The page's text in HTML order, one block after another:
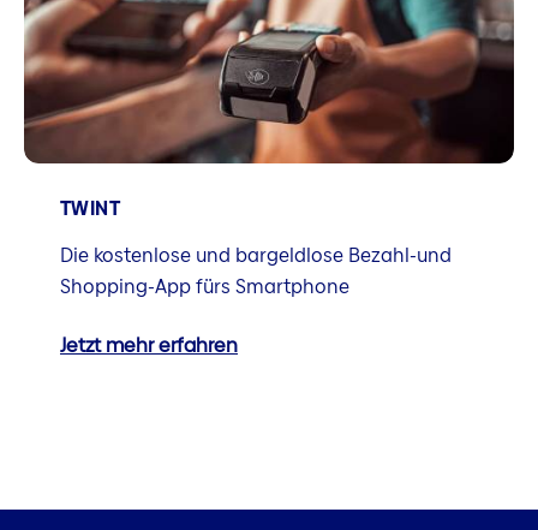
TWINT
Die kostenlose und bargeldlose Bezahl-und
Shopping-App fürs Smartphone
Jetzt mehr erfahren